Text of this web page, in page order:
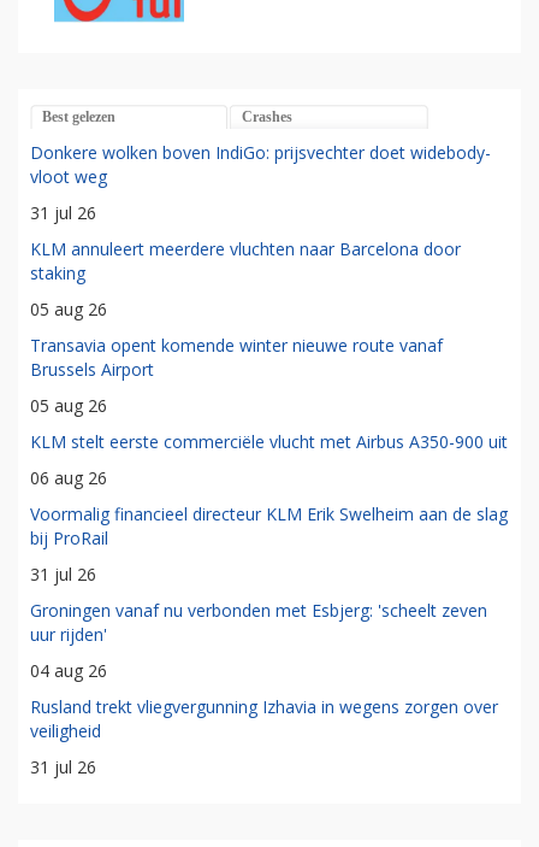
Best gelezen Crashes
Donkere wolken boven IndiGo: prijsvechter doet widebody-
vloot weg
31 jul 26
KLM annuleert meerdere vluchten naar Barcelona door
staking
05 aug 26
Transavia opent komende winter nieuwe route vanaf
Brussels Airport
05 aug 26
KLM stelt eerste commerciële vlucht met Airbus A350-900 uit
06 aug 26
Voormalig financieel directeur KLM Erik Swelheim aan de slag
bij ProRail
31 jul 26
Groningen vanaf nu verbonden met Esbjerg: 'scheelt zeven
uur rijden'
04 aug 26
Rusland trekt vliegvergunning Izhavia in wegens zorgen over
veiligheid
31 jul 26